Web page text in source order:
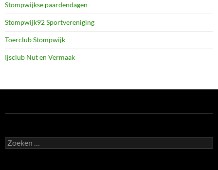
Stompwijkse paardendagen
Stompwijk92 Sportvereniging
Toerclub Stompwijk
Ijsclub Nut en Vermaak
Zoeken
naar: